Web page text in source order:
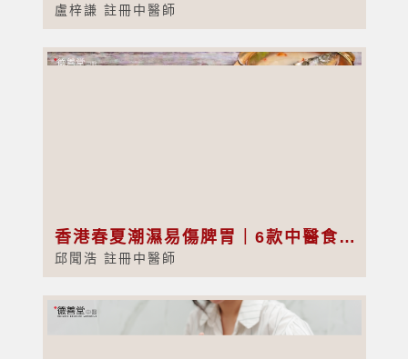
盧梓謙 註冊中醫師
香港春夏潮濕易傷脾胃｜6款中醫食療健脾祛濕、改善腸胃不適
邱聞浩 註冊中醫師